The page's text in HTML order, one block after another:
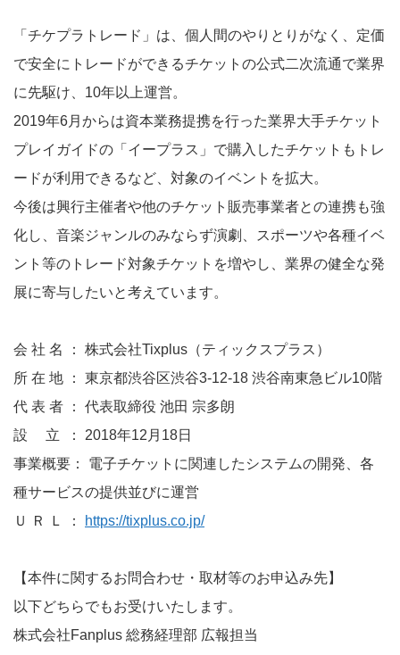
「チケプラトレード」は、個人間のやりとりがなく、定価
で安全にトレードができるチケットの公式二次流通で業界
に先駆け、10年以上運営。
2019年6月からは資本業務提携を行った業界大手チケット
プレイガイドの「イープラス」で購入したチケットもトレ
ードが利用できるなど、対象のイベントを拡大。
今後は興行主催者や他のチケット販売事業者との連携も強
化し、音楽ジャンルのみならず演劇、スポーツや各種イベ
ント等のトレード対象チケットを増やし、業界の健全な発
展に寄与したいと考えています。
会 社 名 ： 株式会社Tixplus（ティックスプラス）
所 在 地 ： 東京都渋谷区渋谷3-12-18 渋谷南東急ビル10階
代 表 者 ： 代表取締役 池田 宗多朗
設 立 ： 2018年12月18日
事業概要： 電子チケットに関連したシステムの開発、各
種サービスの提供並びに運営
Ｕ Ｒ Ｌ ：
https://tixplus.co.jp/
【本件に関するお問合わせ・取材等のお申込み先】
以下どちらでもお受けいたします。
株式会社Fanplus 総務経理部 広報担当